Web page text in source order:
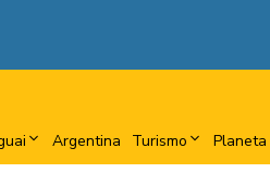
Argentina Turismo Planeta